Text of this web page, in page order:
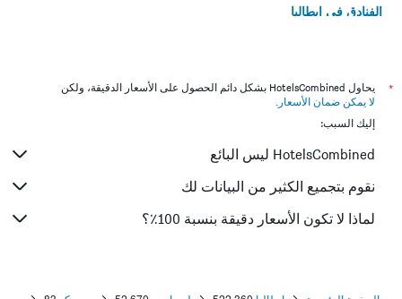
الفنادق في إيطاليا
*
يحاول HotelsCombined بشكل دائم الحصول على الأسعار الدقيقة، ولكن
لا يمكن ضمان الأسعار .
إليك السبب:
HotelsCombined ليس البائع
نقوم بتجميع الكثير من البيانات لك
لماذا لا تكون الأسعار دقيقة بنسبة 100٪؟